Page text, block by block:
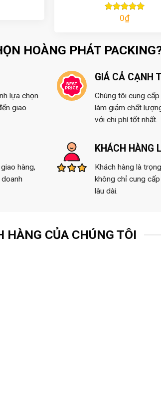
Được xếp
0₫
HOÀNG PHÁT
lựa chọn
giao
GIÁ CẢ CẠNH
Chúng tôi cung
làm giảm chất
với chi phí tốt nhất.
hàng,
KHÁCH HÀNG
Khách hàng là
không chỉ cung
lâu dài.
HÀNG CỦA CHÚNG TÔI